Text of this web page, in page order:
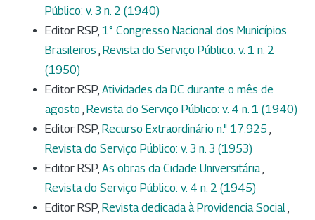
Público: v. 3 n. 2 (1940)
Editor RSP, 1° Congresso Nacional dos Municípios
Brasileiros , Revista do Serviço Público: v. 1 n. 2
(1950)
Editor RSP, Atividades da DC durante o mês de
agosto , Revista do Serviço Público: v. 4 n. 1 (1940)
Editor RSP, Recurso Extraordinário n." 17.925 ,
Revista do Serviço Público: v. 3 n. 3 (1953)
Editor RSP, As obras da Cidade Universitária,
Revista do Serviço Público: v. 4 n. 2 (1945)
Editor RSP, Revista dedicada à Providencia Social,